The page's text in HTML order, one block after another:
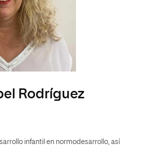
Rodríguez
infantil en normodesarrollo, así